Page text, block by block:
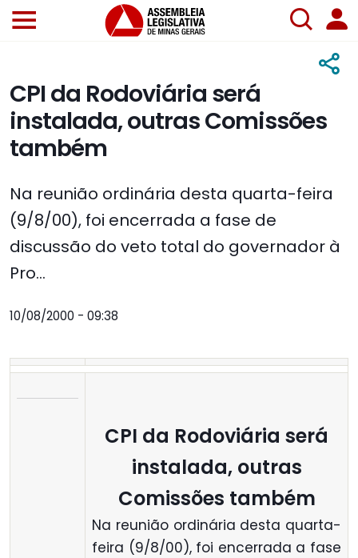
CPI da Rodoviária será
instalada, outras Comissões
também
Na reunião ordinária desta quarta-feira
(9/8/00), foi encerrada a fase de
discussão do veto total do governador à
Pro...
10/08/2000 - 09:38
CPI da Rodoviária será
instalada, outras
Comissões também
Na reunião ordinária desta quarta-
feira (9/8/00), foi encerrada a fase